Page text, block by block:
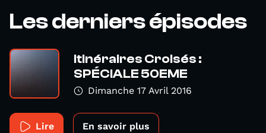
Les derniers épisodes
Itinéraires Croisés :
SPÉCIALE 50EME
Dimanche 17 Avril 2016
Lire En savoir plus